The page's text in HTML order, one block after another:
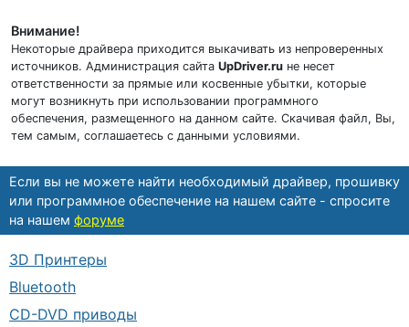
Внимание!
Некоторые драйвера приходится выкачивать из непроверенных
источников. Администрация сайта UpDriver.ru не несет
ответственности за прямые или косвенные убытки, которые
могут возникнуть при использовании программного
обеспечения, размещенного на данном сайте. Скачивая файл, Вы,
тем самым, соглашаетесь с данными условиями.
Если вы не можете найти необходимый драйвер, прошивку
или программное обеспечение на нашем сайте - спросите
на нашем форуме
3D Принтеры
Bluetooth
CD-DVD приводы